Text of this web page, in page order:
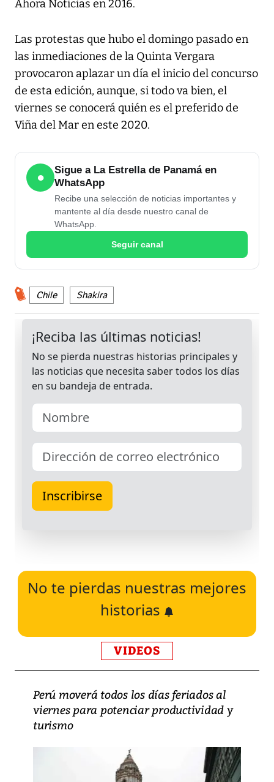
Ahora Noticias en 2016.
Las protestas que hubo el domingo pasado en
las inmediaciones de la Quinta Vergara
provocaron aplazar un día el inicio del concurso
de esta edición, aunque, si todo va bien, el
viernes se conocerá quién es el preferido de
Viña del Mar en este 2020.
●
Sigue a La Estrella de Panamá en
WhatsApp
Recibe una selección de noticias importantes y
mantente al día desde nuestro canal de
WhatsApp.
Seguir canal
Chile Shakira
No te pierdas nuestras mejores
historias
VIDEOS
Perú moverá todos los días feriados al
viernes para potenciar productividad y
turismo